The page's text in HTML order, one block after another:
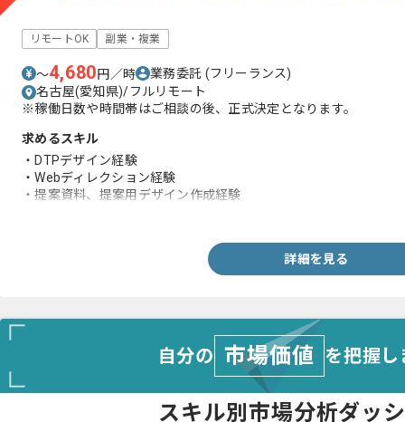
リモートOK 副業・複業
〜4,680円／時 業務委託 (フリーランス)
名古屋(愛知県)/フルリモート
※稼働日数や時間帯はご相談の後、正式決定となります。
求めるスキル
・DTPデザイン経験
・Webディレクション経験
・提案資料、提案用デザイン作成経験
詳細を見る
自分の 市場価値 を把握
スキル別市場分析ダッ